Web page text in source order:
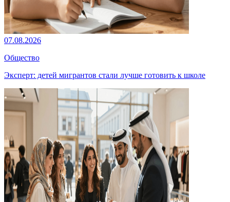
07.08.2026
Общество
Эксперт: детей мигрантов стали лучше готовить к школе